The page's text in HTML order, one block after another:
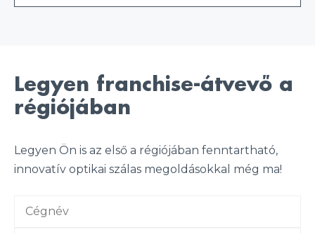
Legyen franchise-átvevő a
régiójában
Legyen Ön is az első a régiójában fenntartható,
innovatív optikai szálas megoldásokkal még ma!